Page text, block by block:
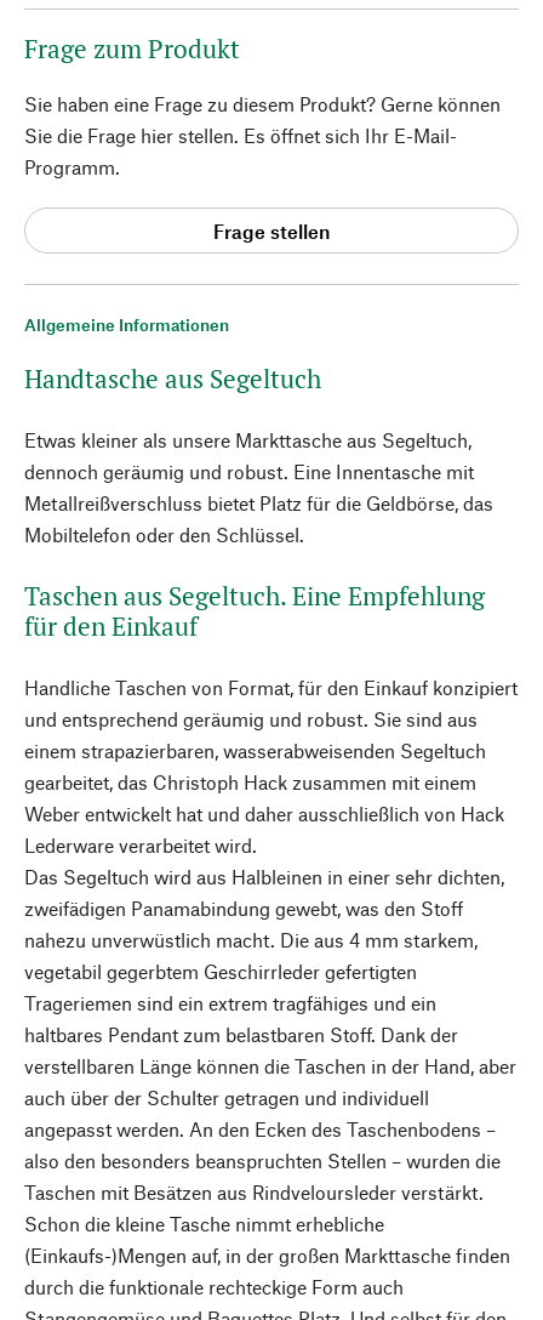
Allgemeine Informationen
Handtasche aus Segeltuch
Etwas kleiner als unsere Markttasche aus Segeltuch,
dennoch geräumig und robust. Eine Innentasche mit
Metallreißverschluss bietet Platz für die Geldbörse, das
Mobiltelefon oder den Schlüssel.
Taschen aus Segeltuch. Eine Empfehlung
für den Einkauf
Handliche Taschen von Format, für den Einkauf konzipiert
und entsprechend geräumig und robust. Sie sind aus
einem strapazierbaren, wasserabweisenden Segeltuch
gearbeitet, das Christoph Hack zusammen mit einem
Weber entwickelt hat und daher ausschließlich von Hack
Lederware verarbeitet wird.
Das Segeltuch wird aus Halbleinen in einer sehr dichten,
zweifädigen Panamabindung gewebt, was den Stoff
nahezu unverwüstlich macht. Die aus 4 mm starkem,
vegetabil gegerbtem Geschirrleder gefertigten
Trageriemen sind ein extrem tragfähiges und ein
haltbares Pendant zum belastbaren Stoff. Dank der
verstellbaren Länge können die Taschen in der Hand, aber
auch über der Schulter getragen und individuell
angepasst werden. An den Ecken des Taschenbodens –
also den besonders beanspruchten Stellen – wurden die
Taschen mit Besätzen aus Rindveloursleder verstärkt.
Schon die kleine Tasche nimmt erhebliche
(Einkaufs-)Mengen auf, in der großen Markttasche finden
durch die funktionale rechteckige Form auch
Frage zum Produkt
Sie haben eine Frage zu diesem Produkt? Gerne können
Sie die Frage hier stellen. Es öffnet sich Ihr E-Mail-
Programm.
Frage stellen